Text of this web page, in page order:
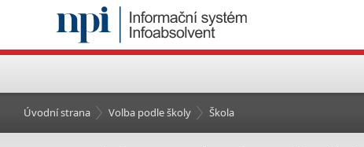
Úvodní strana Volba podle školy Škola